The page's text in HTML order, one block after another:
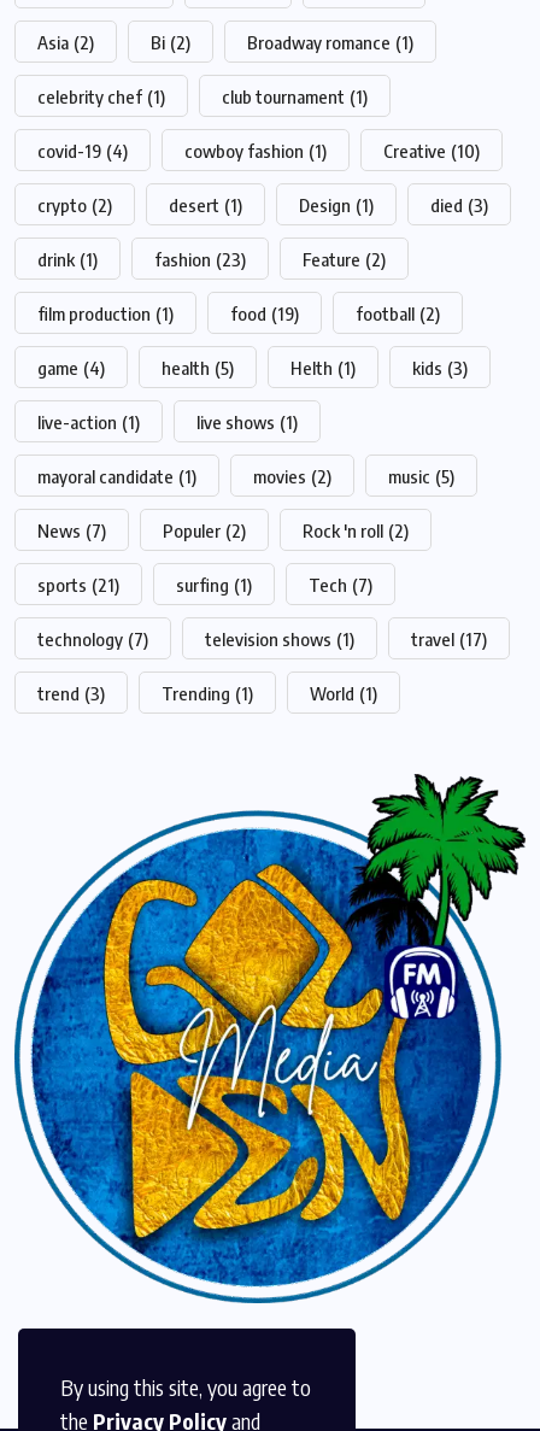
By using this site, you agree to
the Privacy Policyand
Asia (2) Bi (2) Broadway romance (1)
celebrity chef (1) club tournament (1)
covid-19 (4) cowboy fashion (1) Creative (10)
crypto (2) desert (1) Design (1) died (3)
drink (1) fashion (23) Feature (2)
film production (1) food (19) football (2)
game (4) health (5) Helth (1) kids (3)
live-action (1) live shows (1)
mayoral candidate (1) movies (2) music (5)
News (7) Populer (2) Rock 'n roll (2)
sports (21) surfing (1) Tech (7)
technology (7) television shows (1) travel (17)
trend (3) Trending (1) World (1)